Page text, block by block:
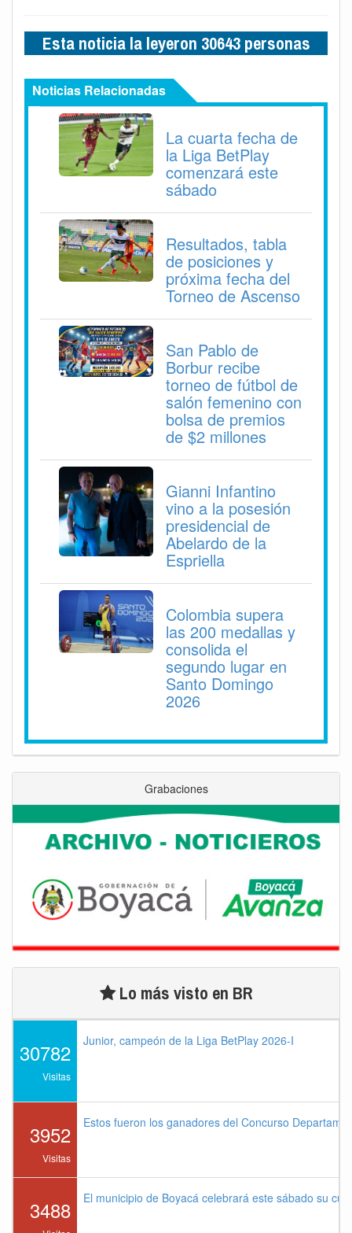
Esta noticia la leyeron 30643 personas
Noticias Relacionadas
La cuarta fecha de
la Liga BetPlay
comenzará este
sábado
Resultados, tabla
de posiciones y
próxima fecha del
Torneo de Ascenso
San Pablo de
Borbur recibe
torneo de fútbol de
salón femenino con
bolsa de premios
de $2 millones
Gianni Infantino
vino a la posesión
presidencial de
Abelardo de la
Espriella
Colombia supera
las 200 medallas y
consolida el
segundo lugar en
Santo Domingo
2026
Grabaciones
Lo más visto en BR
30782
Visitas
Junior, campeón de la Liga BetPlay 2026-I
3952
Visitas
Estos fueron los ganadores del Concurso
3488 El municipio de Boyacá celebrará este sábado su